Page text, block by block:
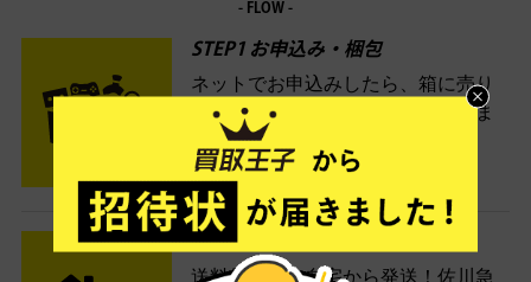
- FLOW -
STEP1 お申込み・梱包
ネットでお申込みしたら、箱に売り
たい商品をいろいろ詰めて梱包しま
す。
STEP2 発送
送料無料でご自宅から発送！佐川急